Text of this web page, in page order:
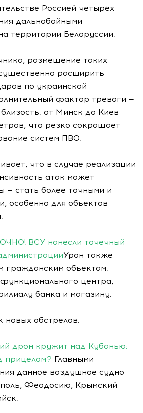
Россией четырёх
дальнобойными
территории Белоруссии.
размещение таких
расширить
по украинской
фактор тревоги —
от Минск до Киев
что резко сокращает
систем ПВО.
что в случае реализации
атак может
— стать более точными и
особенно для объектов
ВСУ нанесли точечный
Урон также
гражданским объектам:
центра,
банка и магазину.
новых обстрелов.
дрон кружит над Кубанью:
прицелом? Главными
данное воздушное судно
Феодосию, Крымский